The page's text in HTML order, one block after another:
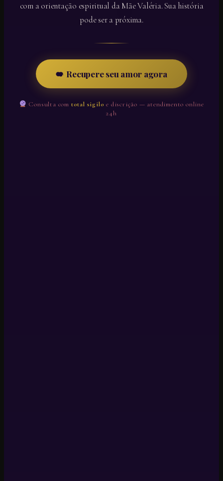
com a orientação espiritual da Mãe Valéria. Sua história
pode ser a próxima.
Recupere seu amor agora
Consulta com total sigilo e discrição — atendimento online
24h